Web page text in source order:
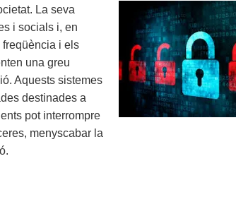
La seva
i socials i, en
freqüència i els
una greu
Aquests sistemes
destinades a
pot interrompre
menyscabar la